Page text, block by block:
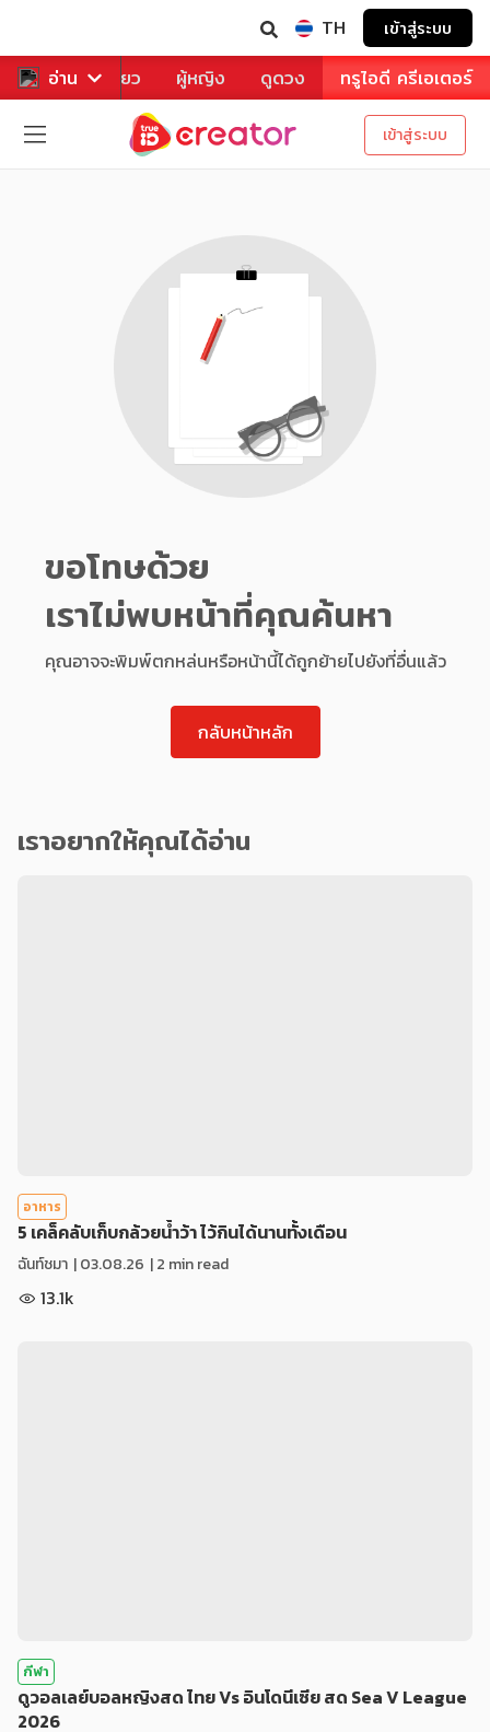
TH เข้าสู่ระบบ
อ่าน
หาร ท่องเที่ยว ผู้หญิง ดูดวง ทรูไอดี ครีเอเตอร์
เข้าสู่ระบบ
ขอโทษด้วย
เราไม่พบหน้าที่คุณค้นหา
คุณอาจจะพิมพ์ตกหล่นหรือหน้านี้ได้ถูกย้ายไปยังที่อื่นแล้ว
กลับหน้าหลัก
เราอยากให้คุณได้อ่าน
อาหาร
5 เคล็คลับเก็บกล้วยน้ำว้า ไว้กินได้นานทั้งเดือน
ฉันท์ชมา |03.08.26 | 2 min read
13.1k
กีฬา
ดูวอลเลย์บอลหญิงสด ไทย Vs อินโดนีเซีย สด Sea V League
2026